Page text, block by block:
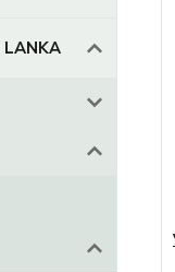
LANKA